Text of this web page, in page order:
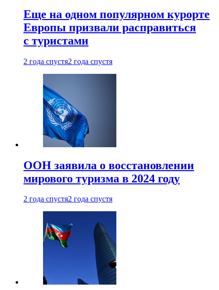
Еще на одном популярном курорте
Европы призвали расправиться
с туристами
2 года спустя2 года спустя
ООН заявила о восстановлении
мирового туризма в 2024 году
2 года спустя2 года спустя